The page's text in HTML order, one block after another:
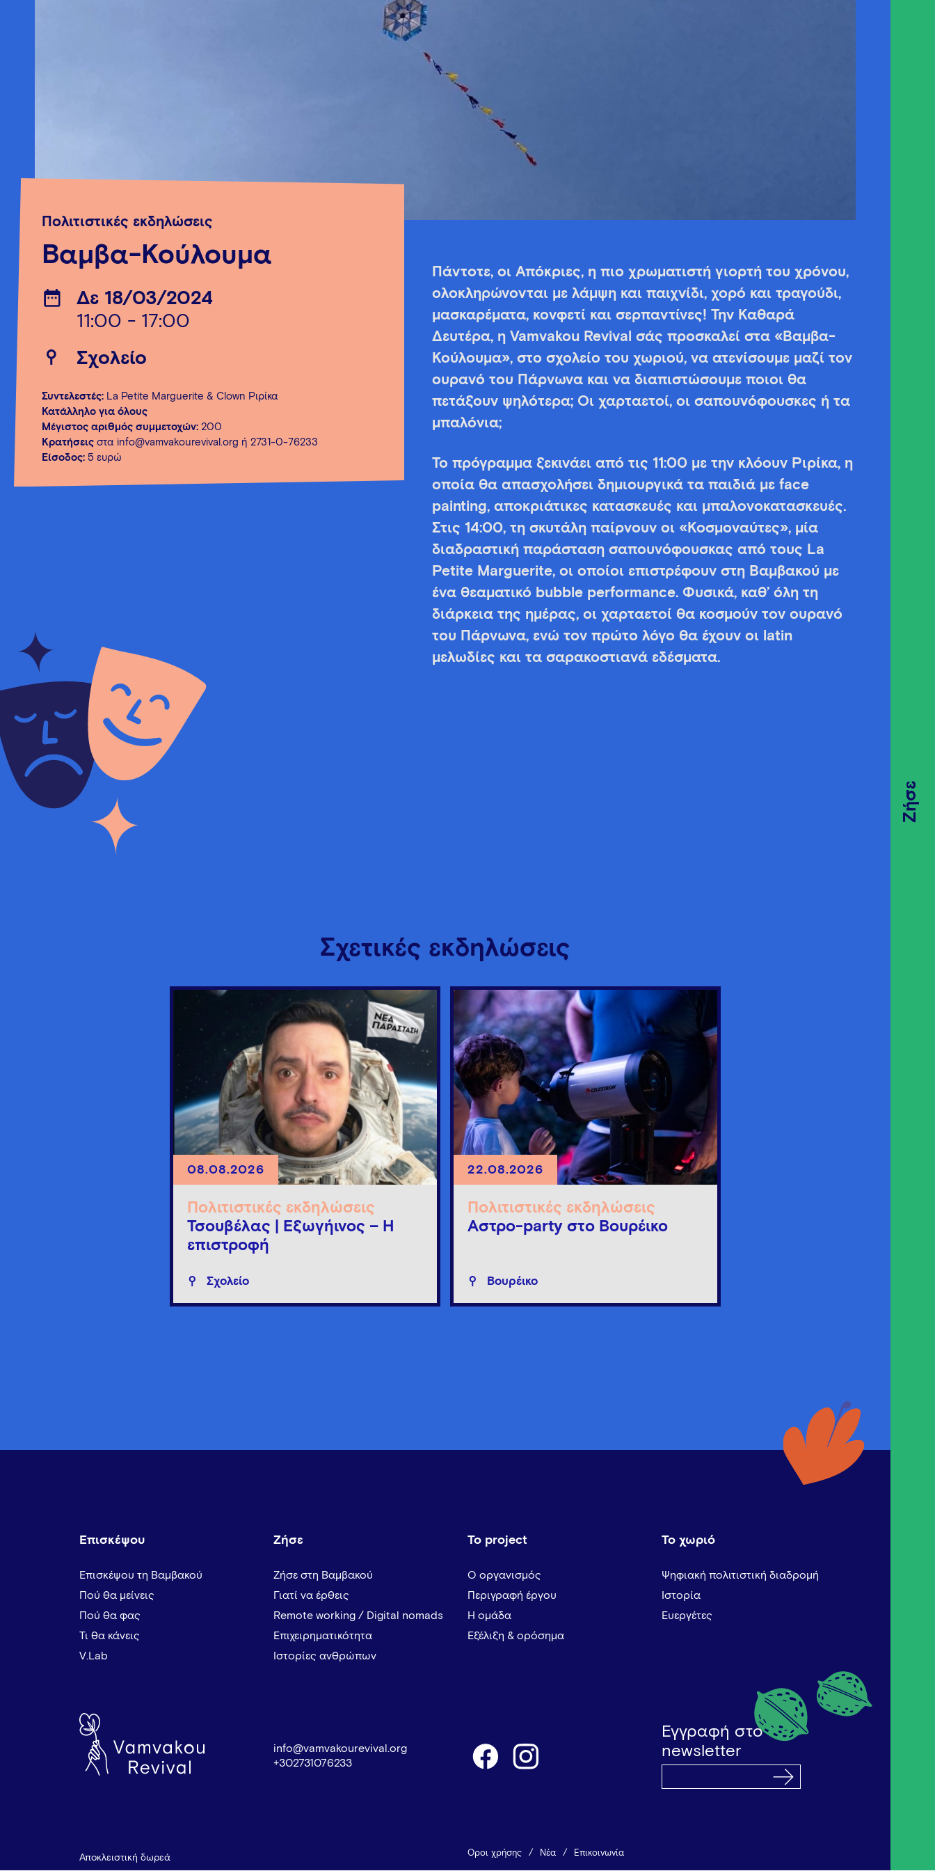
Ζήσε
Πολιτιστικές εκδηλώσεις
Βαμβα-Κούλουμα
Δε 18/03/2024
11:00 - 17:00
Σχολείο
Συντελεστές: La Petite Marguerite & Clown Ριρίκα
Κατάλληλο για όλους
Μέγιστος αριθμός συμμετοχών: 200
Κρατήσεις στα info@vamvakourevival.org ή 2731-0-76233
Είσοδος: 5 ευρώ
Πάντοτε, οι Απόκριες, η πιο χρωματιστή γιορτή του χρόνου,
ολοκληρώνονται με λάμψη και παιχνίδι, χορό και τραγούδι,
μασκαρέματα, κονφετί και σερπαντίνες! Την Καθαρά
Δευτέρα, η Vamvakou Revival σάς προσκαλεί στα «Βαμβα-
Κούλουμα», στο σχολείο του χωριού, να ατενίσουμε μαζί τον
ουρανό του Πάρνωνα και να διαπιστώσουμε ποιοι θα
πετάξουν ψηλότερα; Οι χαρταετοί, οι σαπουνόφουσκες ή τα
μπαλόνια;
Το πρόγραμμα ξεκινάει από τις 11:00 με την κλόουν Ριρίκα, η
οποία θα απασχολήσει δημιουργικά τα παιδιά με face
painting, αποκριάτικες κατασκευές και μπαλονοκατασκευές.
Στις 14:00, τη σκυτάλη παίρνουν οι «Κοσμοναύτες», μία
διαδραστική παράσταση σαπουνόφουσκας από τους La
Petite Marguerite, οι οποίοι επιστρέφουν στη Βαμβακού με
ένα θεαματικό bubble performance. Φυσικά, καθ’ όλη τη
διάρκεια της ημέρας, οι χαρταετοί θα κοσμούν τον ουρανό
του Πάρνωνα, ενώ τον πρώτο λόγο θα έχουν οι latin
μελωδίες και τα σαρακοστιανά εδέσματα.
Σχετικές εκδηλώσεις
08.08.2026
Πολιτιστικές εκδηλώσεις
Τσουβέλας | Εξωγήινος – Η
επιστροφή
Σχολείο
22.08.2026
Πολιτιστικές εκδηλώσεις
Άστρο-party στο Βουρέικο
Βουρέικο
Επισκέψου
Επισκέψου τη Βαμβακού
Πού θα μείνεις
Πού θα φας
Τι θα κάνεις
V.Lab
Ζήσε
Ζήσε στη Βαμβακού
Γιατί να έρθεις
Remote working / Digital nomads
Επιχειρηματικότητα
Ιστορίες ανθρώπων
Το project
Ο οργανισμός
Περιγραφή έργου
Η ομάδα
Εξέλιξη & ορόσημα
Το χωριό
Ψηφιακή πολιτιστική διαδρομή
Ιστορία
Ευεργέτες
info@vamvakourevival.org
+302731076233
Εγγραφή στο
newsletter
Αποκλειστική δωρεά Όροι χρήσης Νέα Επικοινωνία